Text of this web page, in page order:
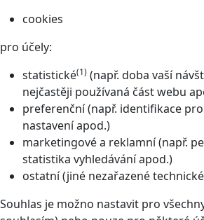
cookies
pro účely:
statistické(1) (např. doba vaší
nejčastěji používaná část webu
preferenční (např. identifikace
nastavení apod.)
marketingové a reklamní (např.
statistika vyhledávání apod.)
ostatní (jiné nezařazené
Souhlas je možno nastavit pro